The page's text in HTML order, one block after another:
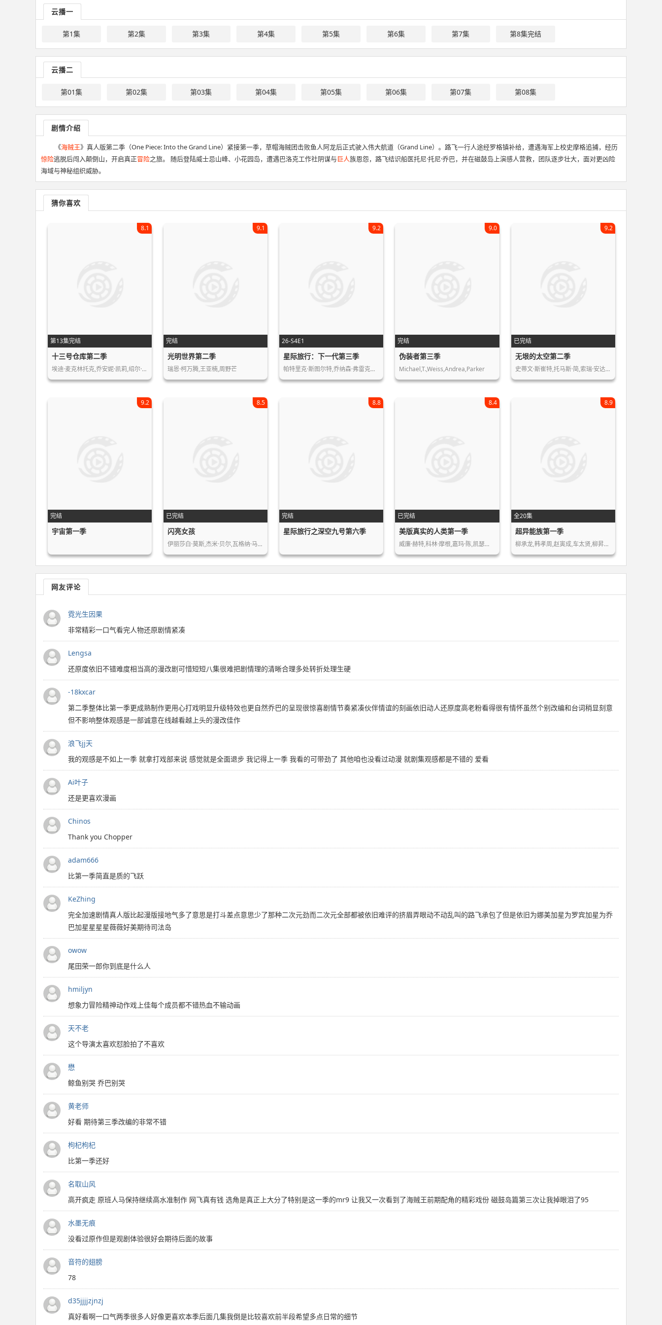
云播一
第1集 第2集 第3集 第4集 第5集 第6集 第7集 第8集完结
云播二
第01集 第02集 第03集 第04集 第05集 第06集 第07集 第08集
剧情介绍
《海贼王》真人版第二季（One Piece: Into the Grand Line）紧接第一季，草帽海贼团击败鱼人阿龙后正式驶入伟大航道（Grand Line）。路飞一行人途经罗格镇补给，遭遇海军上校史摩格追捕，经历
惊险逃脱后闯入颠倒山，开启真正冒险之旅。 随后登陆威士忌山峰、小花园岛，遭遇巴洛克工作社阴谋与巨人族恩怨，路飞结识船医托尼·托尼·乔巴，并在磁鼓岛上演感人营救，团队逐步壮大，面对更凶险
海域与神秘组织威胁。
猜你喜欢
第13集完结
8.1
十三号仓库第二季
埃迪·麦克林托克,乔安妮·凯莉,绍尔·…
完结
9.1
光明世界第二季
瑞恩·柯万腾,王亚楠,周野芒
26-S4E1
9.2
星际旅行：下一代第三季
帕特里克·斯图尔特,乔纳森·弗雷克斯…
完结
9.0
伪装者第三季
Michael,T.,Weiss,Andrea,Parker
已完结
9.2
无垠的太空第二季
史蒂文·斯崔特,托马斯·简,索瑞·安达…
完结
9.2
宇宙第一季
已完结
8.5
闪亮女孩
伊丽莎白·莫斯,杰米·贝尔,瓦格纳·马…
完结
8.8
星际旅行之深空九号第六季
已完结
8.4
美版真实的人类第一季
威廉·赫特,科林·摩根,嘉玛·陈,凯瑟…
全20集
8.9
超异能族第一季
柳承龙,韩孝周,赵寅成,车太贤,柳昇范,…
网友评论
霓光生因果
非常精彩一口气看完人物还原剧情紧凑
Lengsa
还原度依旧不错难度相当高的漫改剧可惜短短八集很难把剧情理的清晰合理多处转折处理生硬
-18kxcar
第二季整体比第一季更成熟制作更用心打戏明显升级特效也更自然乔巴的呈现很惊喜剧情节奏紧凑伙伴情谊的刻画依旧动人还原度高老粉看得很有情怀虽然个别改编和台词稍显刻意
但不影响整体观感是一部诚意在线越看越上头的漫改佳作
浪飞jj天
我的观感是不如上一季 就拿打戏部来说 感觉就是全面退步 我记得上一季 我看的可带劲了 其他咱也没看过动漫 就剧集观感都是不错的 爱看
Ai叶子
还是更喜欢漫画
Chinos
Thank you Chopper
adam666
比第一季简直是质的飞跃
KeZhing
完全加速剧情真人版比起漫版接地气多了意思是打斗差点意思少了那种二次元劲而二次元全部都被依旧难评的挤眉弄眼动不动乱叫的路飞承包了但是依旧为娜美加星为罗宾加星为乔
巴加星星星星薇薇好美期待司法岛
owow
尾田荣一郎你到底是什么人
hmiljyn
想象力冒险精神动作戏上佳每个成员都不错热血不输动画
天不老
这个导演太喜欢怼脸拍了不喜欢
懋
鲸鱼别哭 乔巴别哭
黄老师
好看 期待第三季改编的非常不错
枸杞枸杞
比第一季还好
名取山风
高开疯走 原班人马保持继续高水准制作 网飞真有钱 选角是真正上大分了特别是这一季的mr9 让我又一次看到了海贼王前期配角的精彩戏份 磁鼓岛篇第三次让我掉眼泪了95
水墨无痕
没看过原作但是观剧体验很好会期待后面的故事
音符的翅膀
78
d35jjjjzjnzj
真好看啊一口气两季很多人好像更喜欢本季后面几集我倒是比较喜欢前半段希望多点日常的细节